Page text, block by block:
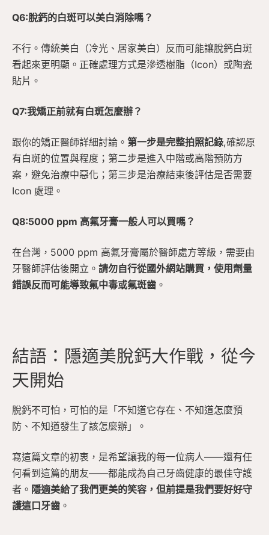
Q6:脫鈣的白斑可以美白消除嗎？
不行。傳統美白（冷光、居家美白）反而可能讓脫鈣白斑
看起來更明顯。正確處理方式是滲透樹脂（Icon）或陶瓷
貼片。
Q7:我矯正前就有白斑怎麼辦？
跟你的矯正醫師詳細討論。 第一步是完整拍照記錄,確認原
有白斑的位置與程度；第二步是進入中階或高階預防方
案，避免治療中惡化；第三步是治療結束後評估是否需要
Icon 處理。
Q8:5000 ppm 高氟牙膏一般人可以買嗎？
在台灣，5000 ppm 高氟牙膏屬於醫師處方等級，需要由
牙醫師評估後開立。 請勿自行從國外網站購買，使用劑量
錯誤反而可能導致氟中毒或氟斑齒 。
結語：隱適美脫鈣大作戰，從今
天開始
脫鈣不可怕，可怕的是「不知道它存在、不知道怎麼預
防、不知道發生了該怎麼辦」。
寫這篇文章的初衷，是希望讓我的每一位病人——還有任
何看到這篇的朋友——都能成為自己牙齒健康的最佳守護
者。 隱適美給了我們更美的笑容，但前提是我們要好好守
護這口牙齒 。